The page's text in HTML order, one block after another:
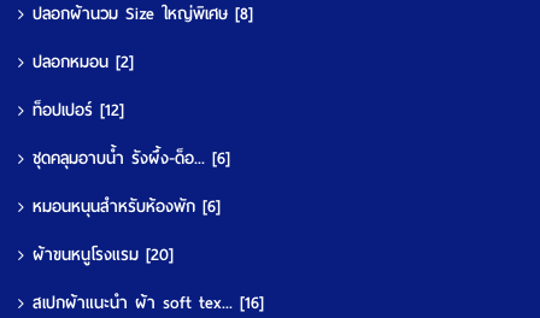
ปลอกผ้านวม Size ใหญ่พิเศษ [8]
ปลอกหมอน [2]
ท็อปเปอร์ [12]
ชุดคลุมอาบน้ำ รังผึ้ง-ด็อ... [6]
หมอนหนุนสำหรับห้องพัก [6]
ผ้าขนหนูโรงแรม [20]
สเปกผ้าแนะนำ ผ้า soft tex... [16]